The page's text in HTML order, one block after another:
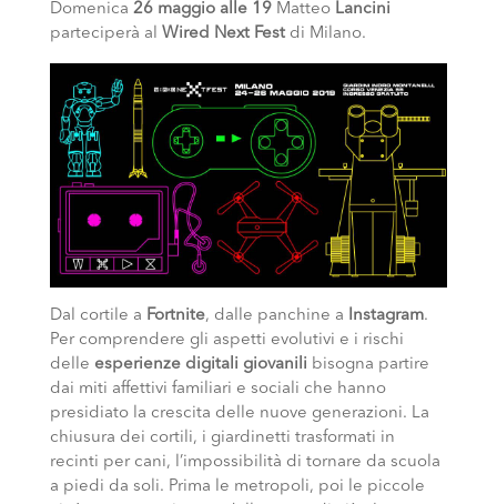
Domenica 26 maggio alle 19Matteo Lancini
parteciperà al Wired Next Festdi Milano.
Dal cortile a Fortnite, dalle panchine a Instagram.
Per comprendere gli aspetti evolutivi e i rischi
delle esperienze digitali giovanili bisogna partire
dai miti affettivi familiari e sociali che hanno
presidiato la crescita delle nuove generazioni. La
chiusura dei cortili, i giardinetti trasformati in
recinti per cani, l’impossibilità di tornare da scuola
a piedi da soli. Prima le metropoli, poi le piccole